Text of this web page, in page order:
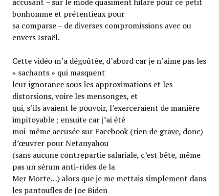
bonhomme et prétentieux pour
sa comparse – de diverses compromissions avec ou
envers Israël.
Cette vidéo m’a dégoûtée, d’abord car je n’aime pas les
« sachants » qui masquent
leur ignorance sous les approximations et les
distorsions, voire les mensonges, et
qui, s’ils avaient le pouvoir, l’exerceraient de manière
impitoyable ; ensuite car j’ai été
moi-même accusée sur Facebook (rien de grave, donc)
d’œuvrer pour Netanyahou
(sans aucune contrepartie salariale, c’est bête, même
pas un sérum anti-rides de la
Mer Morte…) alors que je me mettais simplement dans
les pantoufles de Joe Biden